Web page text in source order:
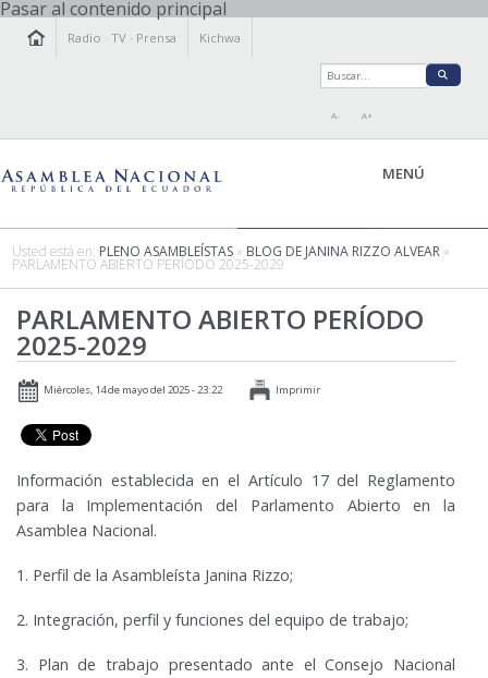
Pasar al contenido principal
Radio ·TV · Prensa Kichwa
A- A+
MENÚ
LEGISLAMOS
FISCALIZAMOS
TRANSPARENCIA
PRENSA
PARTICIPACIÓN
AGENDA
Usted está en: PLENO ASAMBLEÍSTAS » BLOG DE JANINA RIZZO ALVEAR »
PARLAMENTO ABIERTO PERÍODO 2025-2029
PARLAMENTO ABIERTO PERÍODO
2025-2029
Miércoles, 14 de mayo del 2025 - 23:22 Imprimir
Información establecida en el Artículo 17 del Reglamento
para la Implementación del Parlamento Abierto en la
Asamblea Nacional.
1. Perfil de la Asambleísta Janina Rizzo;
2. Integración, perfil y funciones del equipo de trabajo;
3. Plan de trabajo presentado ante el Consejo Nacional